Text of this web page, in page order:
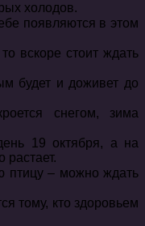
холодов.
появляются в этом
вскоре стоит ждать
будет и доживет до
снегом, зима
19 октября, а на
растает.
птицу – можно ждать
тому, кто здоровьем